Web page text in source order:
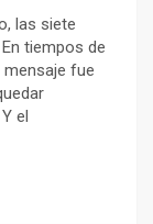
las siete
tiempos de
fue
el